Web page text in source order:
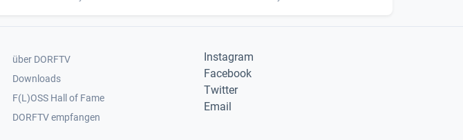
Footer 3
über DORFTV
Downloads
F(L)OSS Hall of Fame
Footer 4
DORFTV empfangen
Instagram
Facebook
Twitter
Email